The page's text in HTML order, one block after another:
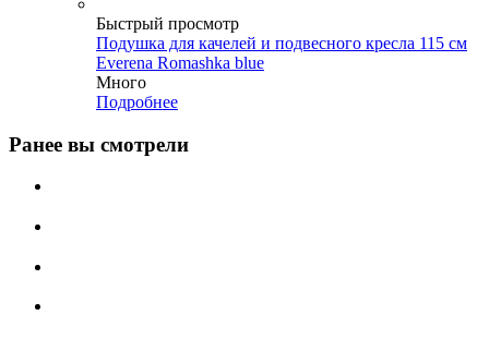
Быстрый просмотр
Подушка для качелей и подвесного кресла 115 см
Everena Romashka blue
Много
Подробнее
Ранее вы смотрели